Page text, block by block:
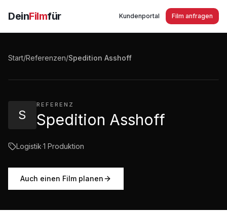
DeinFilmfür Kundenportal Film anfragen
Start/Referenzen/Spedition Asshoff
S
REFERENZ
Spedition Asshoff
Logistik·1 Produktion
Auch einen Film planen
Spedition Asshoff Waltrop Imagefilm